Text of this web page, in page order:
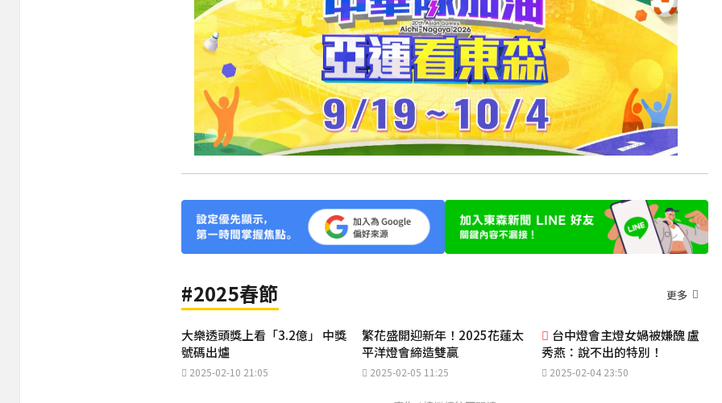
#2025春節 更多
大樂透頭獎上看「3.2億」 中獎
號碼出爐
2025-02-10 21:05
繁花盛開迎新年！2025花蓮太
平洋燈會締造雙贏
2025-02-05 11:25
台中燈會主燈女媧被嫌醜 盧
秀燕：說不出的特別！
2025-02-04 23:50